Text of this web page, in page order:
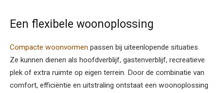
Een flexibele woonoplossing
Compacte woonvormen passen bij uiteenlopende situaties.
Ze kunnen dienen als hoofdverblijf, gastenverblijf, recreatieve
plek of extra ruimte op eigen terrein. Door de combinatie van
comfort, efficiëntie en uitstraling ontstaat een woonoplossing